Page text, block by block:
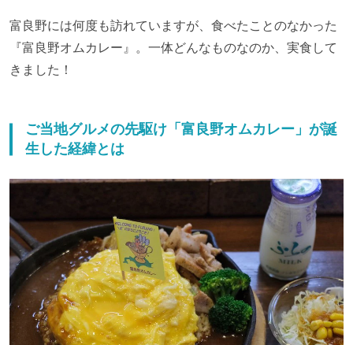
富良野には何度も訪れていますが、食べたことのなかった
『富良野オムカレー』。一体どんなものなのか、実食して
きました！
ご当地グルメの先駆け「富良野オムカレー」が誕
生した経緯とは